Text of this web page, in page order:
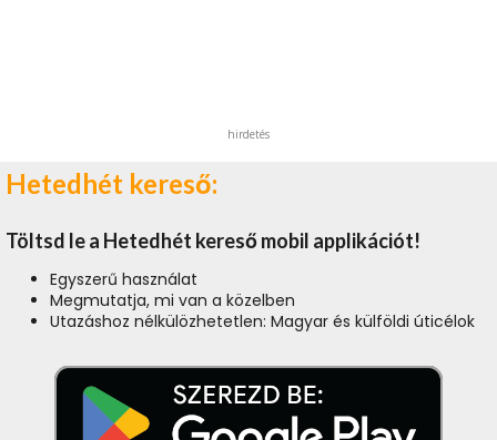
hirdetés
Hetedhét kereső:
Töltsd le a Hetedhét kereső mobil applikációt!
Egyszerű használat
Megmutatja, mi van a közelben
Utazáshoz nélkülözhetetlen: Magyar és külföldi úticélok